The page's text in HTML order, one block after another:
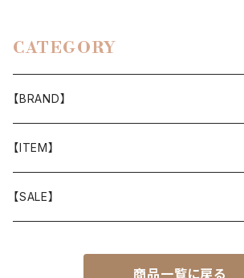
CATEGORY
【BRAND】
山と道
T-SHIRT
迷迭香
【ITEM】
WEAR
【SALE】
商品一覧に戻る